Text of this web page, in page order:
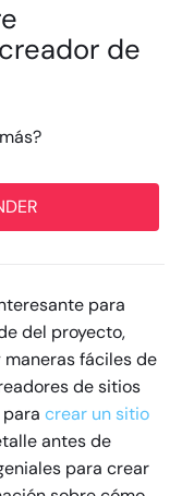
de
para
del proyecto,
fáciles de
de sitios
para crear un sitio
antes de
para crear